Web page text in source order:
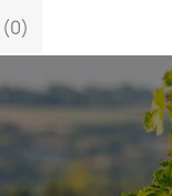
(0)